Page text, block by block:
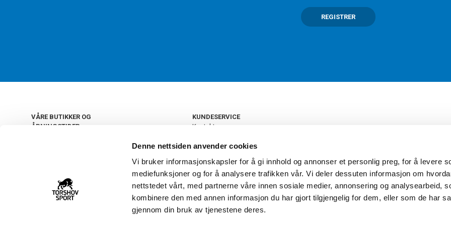
Denne nettsiden anvender cookies
Vi bruker informasjonskapsler for å gi innhold og annonser et personlig preg, for å levere
mediefunksjoner og for å analysere trafikken vår. Vi deler dessuten informasjon om
nettstedet vårt, med partnerne våre innen sosiale medier, annonsering og analysearbeid,
kombinere den med annen informasjon du har gjort tilgjengelig for dem, eller som de har
gjennom din bruk av tjenestene deres.
REGISTRER
VÅRE BUTIKKER OG
ÅPNINGSTIDER
22 09 20 20
KUNDESERVICE
Kontakt oss
Retur og bytte
Personvern
Frakt og levering
Ledige stillinger
FAQ - Ofte stilte spørsmål
Åpenhetsloven
Torshov Sport har over 90 års
klubbhandel. Torshov Sport har
Drammen, Sandvika Storsenter